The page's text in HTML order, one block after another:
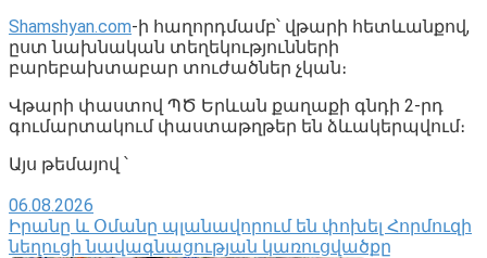
Shamshyan.com-ի հաղորդմամբ՝ վթարի հետևանքով,
ըստ նախնական տեղեկությունների
բարեբախտաբար տուժածներ չկան։
Վթարի փաստով ՊԾ Երևան քաղաքի գնդի 2-րդ
գումարտակում փաստաթղթեր են ձևակերպվում։
Այս թեմայով ՝
06.08.2026
Իրանը և Օմանը պլանավորում են փոխել Հորմուզի
նեղուցի նավագնացության կառուցվածքը